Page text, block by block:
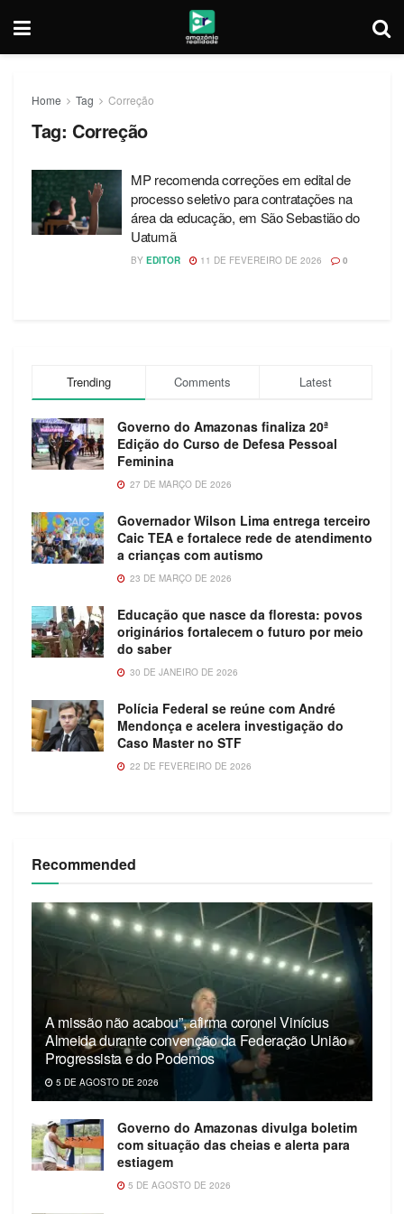
Home Tag Correção
Tag: Correção
MP recomenda correções em edital de
processo seletivo para contratações na
área da educação, em São Sebastião do
Uatumã
BY EDITOR 11 DE FEVEREIRO DE 2026 0
Trending Comments Latest
Governo do Amazonas finaliza 20ª
Edição do Curso de Defesa Pessoal
Feminina
27 DE MARÇO DE 2026
Governador Wilson Lima entrega terceiro
Caic TEA e fortalece rede de atendimento
a crianças com autismo
23 DE MARÇO DE 2026
Educação que nasce da floresta: povos
originários fortalecem o futuro por meio
do saber
30 DE JANEIRO DE 2026
Polícia Federal se reúne com André
Mendonça e acelera investigação do
Caso Master no STF
22 DE FEVEREIRO DE 2026
Recommended
A missão não acabou”, afirma coronel Vinícius
Almeida durante convenção da Federação União
Progressista e do Podemos
5 DE AGOSTO DE 2026
Governo do Amazonas divulga boletim
com situação das cheias e alerta para
estiagem
5 DE AGOSTO DE 2026